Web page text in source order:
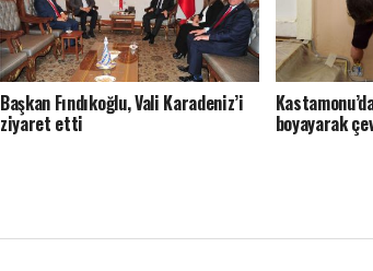
Başkan Fındıkoğlu, Vali Karadeniz’i
ziyaret etti boyayarak